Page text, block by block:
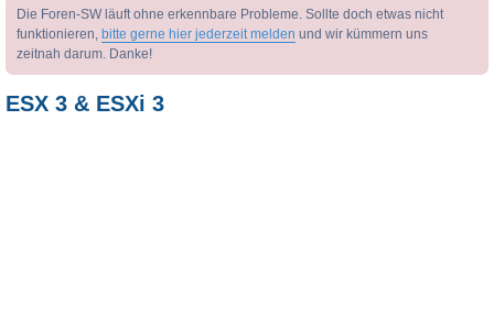
Die Foren-SW läuft ohne erkennbare Probleme. Sollte doch etwas nicht
funktionieren, bitte gerne hier jederzeit melden und wir kümmern uns
zeitnah darum. Danke!
ESX 3 & ESXi 3